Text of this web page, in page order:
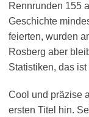
Rennrunden 155
Geschichte
feierten, wurden
Rosberg aber
Statistiken, das
Cool und präzise
ersten Titel hin.